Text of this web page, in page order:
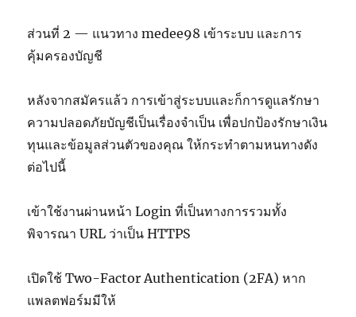
ส่วนที่ 2 — แนวทาง medee98 เข้าระบบ และการ
คุ้มครองบัญชี
หลังจากสมัครแล้ว การเข้าสู่ระบบและก็การดูแลรักษา
ความปลอดภัยบัญชีเป็นเรื่องจำเป็น เพื่อปกป้องรักษาเงิน
ทุนและข้อมูลส่วนตัวของคุณ ให้กระทำตามหนทางดัง
ต่อไปนี้
เข้าใช้งานผ่านหน้า Login ที่เป็นทางการรวมทั้ง
พิจารณา URL ว่าเป็น HTTPS
เปิดใช้ Two-Factor Authentication (2FA) หาก
แพลตฟอร์มมีให้